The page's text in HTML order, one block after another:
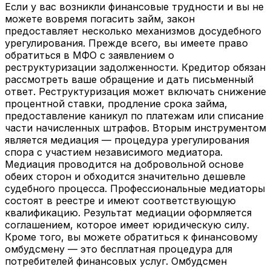
Если у вас возникли финансовые трудности и вы не
можете вовремя погасить займ, закон
предоставляет несколько механизмов досудебного
урегулирования. Прежде всего, вы имеете право
обратиться в МФО с заявлением о
реструктуризации задолженности. Кредитор обязан
рассмотреть ваше обращение и дать письменный
ответ. Реструктуризация может включать снижение
процентной ставки, продление срока займа,
предоставление каникул по платежам или списание
части начисленных штрафов. Вторым инструментом
является медиация — процедура урегулирования
спора с участием независимого медиатора.
Медиация проводится на добровольной основе
обеих сторон и обходится значительно дешевле
судебного процесса. Профессиональные медиаторы
состоят в реестре и имеют соответствующую
квалификацию. Результат медиации оформляется
соглашением, которое имеет юридическую силу.
Кроме того, вы можете обратиться к финансовому
омбудсмену — это бесплатная процедура для
потребителей финансовых услуг. Омбудсмен